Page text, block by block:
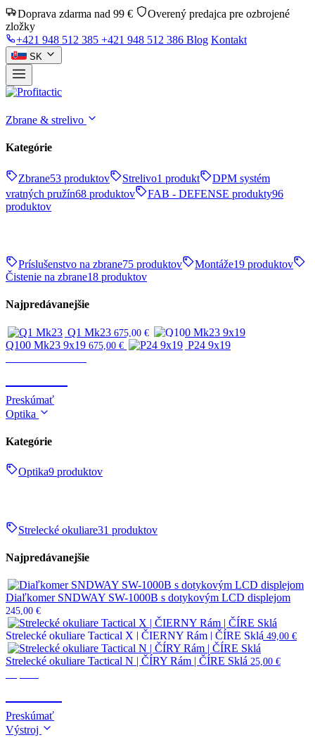
Doprava zdarma nad 99 €
Overený predajca pre ozbrojené
zložky
+421 948 512 385 +421 948 512 386 Blog Kontakt
SK
Zbrane & strelivo
Kategórie
Zbrane53 produktov Strelivo1 produkt
DPM systém
vratných pružín68 produktov FAB - DEFENSE produkty96
produktov
Príslušenstvo na zbrane75 produktov Montáže19 produktov
Čistenie na zbrane18 produktov
Najpredávanejšie
Q1 Mk23 675,00 €
Q100 Mk23 9x19 675,00 €
P24 9x19
Preskúmať
Optika
Kategórie
Optika9 produktov
Strelecké okuliare31 produktov
Najpredávanejšie
Diaľkomer SNDWAY SW-1000B s dotykovým LCD displejom
245,00 €
Strelecké okuliare Tactical X | ČIERNY Rám | ČÍRE Sklá 49,00 €
Strelecké okuliare Tactical N | ČÍRY Rám | ČÍRE Sklá 25,00 €
Preskúmať
Výstroj